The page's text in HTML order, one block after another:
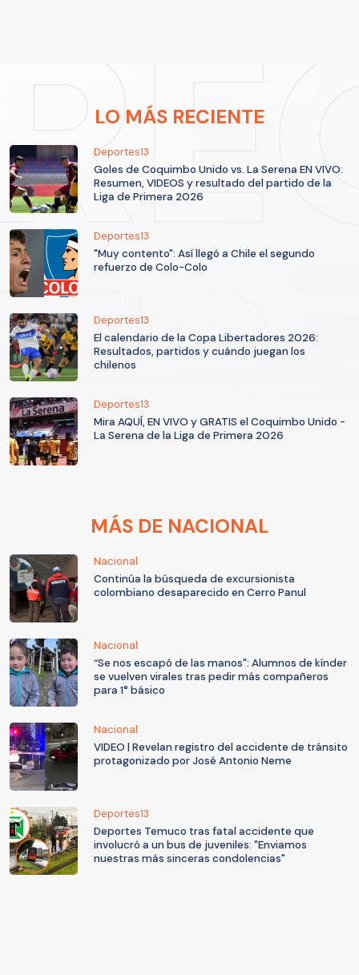
LO MÁS RECIENTE
Deportes13
Goles de Coquimbo Unido vs. La Serena EN VIVO:
Resumen, VIDEOS y resultado del partido de la
Liga de Primera 2026
Deportes13
"Muy contento": Así llegó a Chile el segundo
refuerzo de Colo-Colo
Deportes13
El calendario de la Copa Libertadores 2026:
Resultados, partidos y cuándo juegan los
chilenos
Deportes13
Mira AQUÍ, EN VIVO y GRATIS el Coquimbo Unido -
La Serena de la Liga de Primera 2026
MÁS DE NACIONAL
Nacional
Continúa la búsqueda de excursionista
colombiano desaparecido en Cerro Panul
Nacional
“Se nos escapó de las manos": Alumnos de kínder
se vuelven virales tras pedir más compañeros
para 1° básico
Nacional
VIDEO | Revelan registro del accidente de tránsito
protagonizado por José Antonio Neme
Deportes13
Deportes Temuco tras fatal accidente que
involucró a un bus de juveniles: "Enviamos
nuestras más sinceras condolencias"